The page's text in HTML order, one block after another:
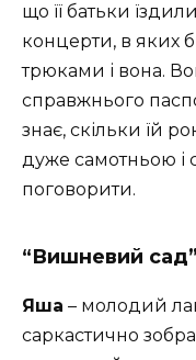
що її батьки
концерти, в яких
трюками і вона.
справжнього
знає, скільки їй
дуже самотньою і
поговорити.
“Вишневий
Яша – молодий
саркастично